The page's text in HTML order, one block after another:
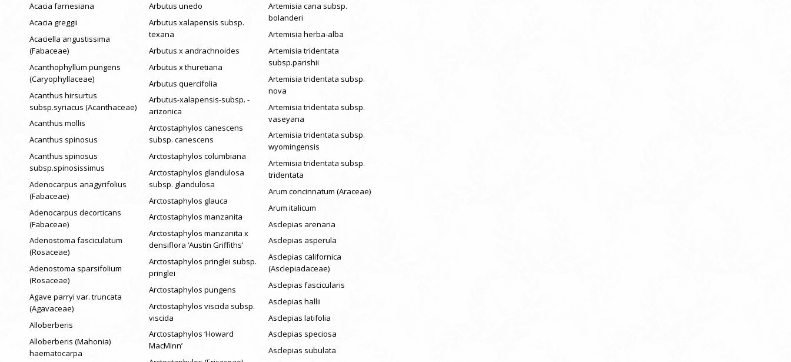
Acacia farnesiana
Acacia greggii
Acaciella angustissima
(Fabaceae)
Acanthophyllum pungens
(Caryophyllaceae)
Acanthus hirsurtus
subsp.syriacus (Acanthaceae)
Acanthus mollis
Acanthus spinosus
Acanthus spinosus
subsp.spinosissimus
Adenocarpus anagyrifolius
(Fabaceae)
Adenocarpus decorticans
(Fabaceae)
Adenostoma fasciculatum
(Rosaceae)
Adenostoma sparsifolium
(Rosaceae)
Agave parryi var. truncata
(Agavaceae)
Alloberberis
Alloberberis (Mahonia)
haematocarpa
Arbutus unedo
Arbutus xalapensis subsp.
texana
Arbutus x andrachnoides
Arbutus x thuretiana
Arbutus quercifolia
Arbutus-xalapensis-subsp. -
arizonica
Arctostaphylos canescens
subsp. canescens
Arctostaphylos columbiana
Arctostaphylos glandulosa
subsp. glandulosa
Arctostaphylos glauca
Arctostaphylos manzanita
Arctostaphylos manzanita x
densiflora ‘Austin Griffiths’
Arctostaphylos pringlei subsp.
pringlei
Arctostaphylos pungens
Arctostaphylos viscida subsp.
viscida
Arctostaphylos ‘Howard
MacMinn’
Artemisia cana subsp.
bolanderi
Artemisia herba-alba
Artemisia tridentata
subsp.parishii
Artemisia tridentata subsp.
nova
Artemisia tridentata subsp.
vaseyana
Artemisia tridentata subsp.
wyomingensis
Artemisia tridentata subsp.
tridentata
Arum concinnatum (Araceae)
Arum italicum
Asclepias arenaria
Asclepias asperula
Asclepias californica
(Asclepiadaceae)
Asclepias fascicularis
Asclepias hallii
Asclepias latifolia
Asclepias speciosa
Asclepias subulata